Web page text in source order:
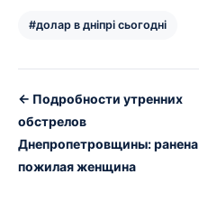
#долар в дніпрі сьогодні
← Подробности утренних
обстрелов
Днепропетровщины: ранена
пожилая женщина